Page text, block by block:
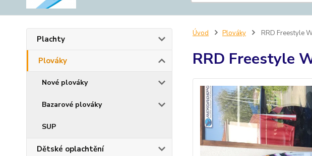
Plachty
Plováky
Nové plováky
Bazarové plováky
SUP
Dětské oplachtění
Úvod Plováky RRD Freestyle
RRD Freestyle